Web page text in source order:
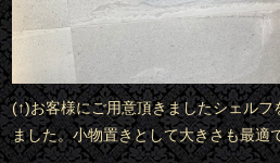
(↑)お客様にご用意頂きましたシェル
ました。小物置きとして大きさも最適